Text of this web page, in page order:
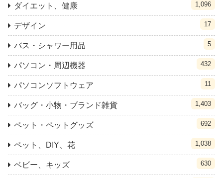
ダイエット、健康 1,096
デザイン 17
バス・シャワー用品 5
パソコン・周辺機器 432
パソコンソフトウェア 11
バッグ・小物・ブランド雑貨 1,403
ペット・ペットグッズ 692
ペット、DIY、花 1,038
ベビー、キッズ 630